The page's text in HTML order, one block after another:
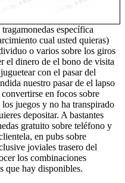
específica
cual usted quieras)
o varios sobre los giros
el dinero de el bono de visita
con el pasar del
nuestro pasar de el lapso
en focos sobre
juegos y no ha transpirado
depositar. A bastantes
gratuito sobre teléfono y
en pubs sobre
joviales trasero del
los combinaciones
que hay disponibles.